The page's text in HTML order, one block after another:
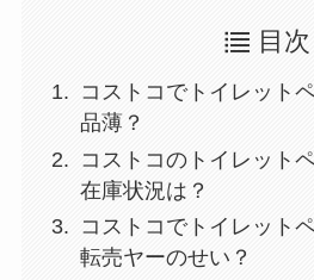
目次
コストコでトイレット
品薄？
コストコのトイレット
在庫状況は？
コストコでトイレット
転売ヤーのせい？